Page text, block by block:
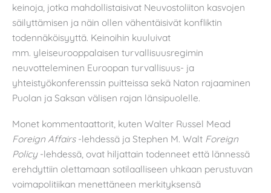
keinoja, jotka mahdollistaisivat Neuvostoliiton kasvojen
säilyttämisen ja näin ollen vähentäisivät konfliktin
todennäköisyyttä. Keinoihin kuuluivat
mm. yleiseurooppalaisen turvallisuusregimin
neuvotteleminen Euroopan turvallisuus- ja
yhteistyökonferenssin puitteissa sekä Naton rajaaminen
Puolan ja Saksan välisen rajan länsipuolelle.
Monet kommentaattorit, kuten Walter Russel Mead
Foreign Affairs-lehdessä ja Stephen M. Walt Foreign
Policy-lehdessä, ovat hiljattain todenneet että lännessä
erehdyttiin olettamaan sotilaalliseen uhkaan perustuvan
voimapolitiikan menettäneen merkityksensä